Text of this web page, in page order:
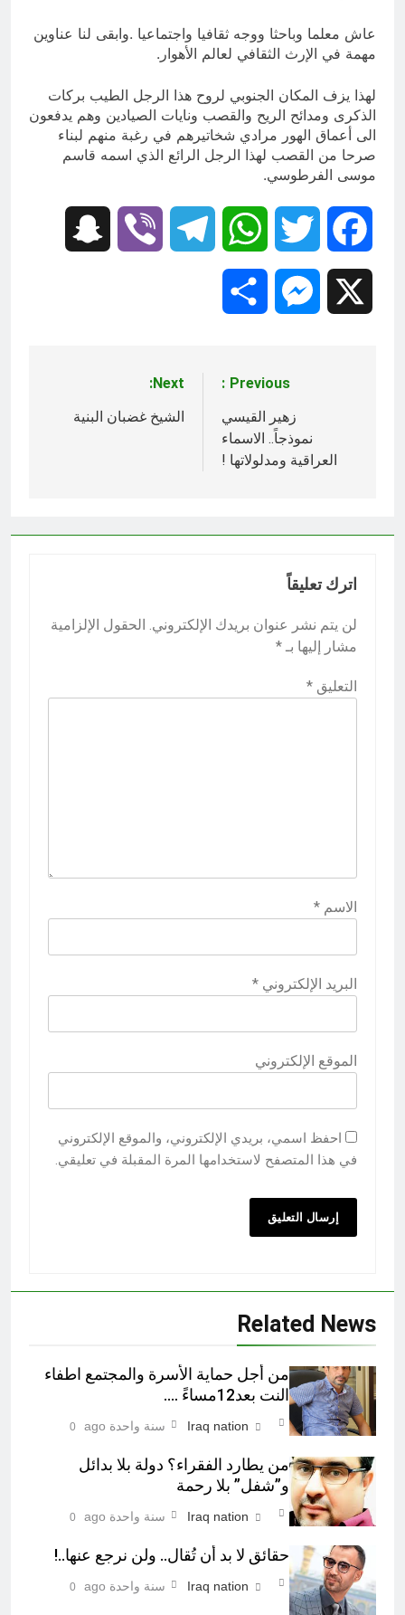
عاش معلما وباحثا ووجه ثقافيا واجتماعيا .وابقى لنا عناوين
مهمة في الإرث الثقافي لعالم الأهوار.
لهذا يزف المكان الجنوبي لروح هذا الرجل الطيب بركات
الذكرى ومدائح الريح والقصب ونايات الصيادين وهم يدفعون
الى أعماق الهور مرادي شخاتيرهم في رغبة منهم لبناء
صرحا من القصب لهذا الرجل الرائع الذي اسمه قاسم
موسى الفرطوسي.
Facebook
Twitter
WhatsApp
Telegram
Viber
Messenger
المقالات
Previous:
زهير القيسي
نموذجاً.. الاسماء
العراقية ومدلولاتها !
Next:
الشيخ غضبان البنية
اترك تعليقاً
لن يتم نشر عنوان بريدك الإلكتروني. الحقول الإلزامية
مشار إليها بـ *
التعليق *
الاسم *
البريد الإلكتروني *
الموقع الإلكتروني
احفظ اسمي، بريدي الإلكتروني، والموقع الإلكتروني
في هذا المتصفح لاستخدامها المرة المقبلة في تعليقي.
Related News
من أجل حماية الأسرة والمجتمع اطفاء
النت بعد12مساءً ….
Iraq nation سنة واحدة ago 0
من يطارد الفقراء؟ دولة بلا بدائل
و”شفل” بلا رحمة
Iraq nation سنة واحدة ago 0
حقائق لا بد أن تُقال.. ولن نرجع عنها..!
Iraq nation سنة واحدة ago 0